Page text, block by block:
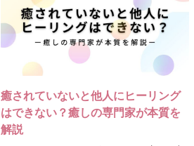
癒されていないと他人にヒーリング
はできない？癒しの専門家が本質を
解説